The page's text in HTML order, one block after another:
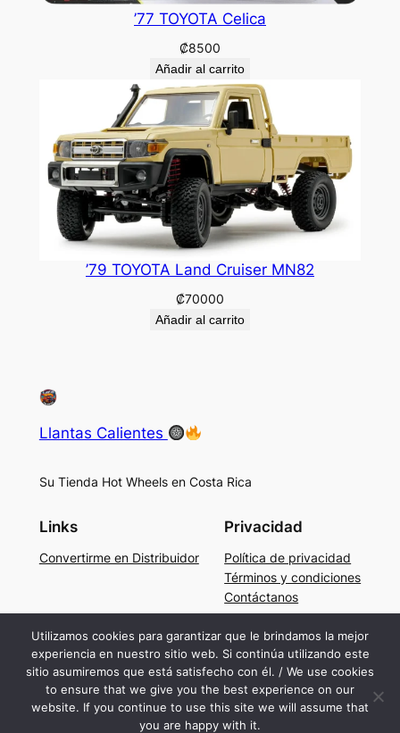
’77 TOYOTA Celica
₡8500
Añadir al carrito
’79 TOYOTA Land Cruiser MN82
₡70000
Añadir al carrito
Llantas Calientes
Su Tienda Hot Wheels en Costa Rica
Links
Convertirme en Distribuidor
Privacidad
Política de privacidad
Términos y condiciones
Contáctanos
Social
Facebook
Instagram
TikTok
Utilizamos cookies para garantizar que le brindamos la mejor
experiencia en nuestro sitio web. Si continúa utilizando este
sitio asumiremos que está satisfecho con él. / We use cookies
to ensure that we give you the best experience on our
website. If you continue to use this site we will assume that
you are happy with it.